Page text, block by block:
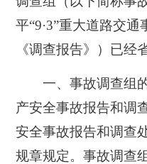
平“9·3”重大道路交
《调查报告》）已经
一、事故调查组的
产安全事故报告和调
安全事故报告和调查
规章规定。事故调查